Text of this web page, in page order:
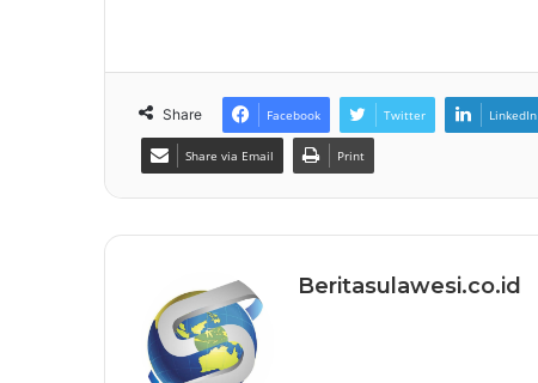
Share Facebook Twitter LinkedIn
Share via Email Print
Beritasulawesi.co.id